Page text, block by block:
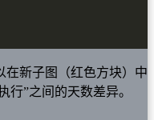
在新子图（红色方块）中
行”之间的天数差异。